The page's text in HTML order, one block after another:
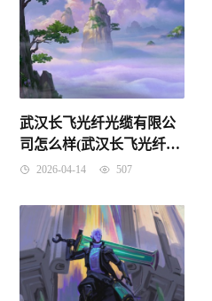
武汉长飞光纤光缆有限公
司怎么样(武汉长飞光纤公
司怎么样待遇2020年)
2026-04-14 507